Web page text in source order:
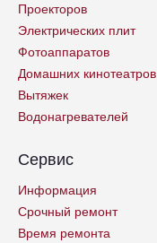
Проекторов
Электрических плит
Фотоаппаратов
Домашних кинотеатров
Вытяжек
Водонагревателей
Сервис
Информация
Срочный ремонт
Время ремонта